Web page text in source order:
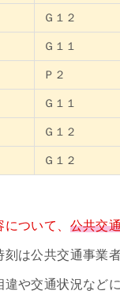
Ｇ１２
Ｇ１１
Ｐ２
Ｇ１１
Ｇ１２
Ｇ１２
ついて、 公共交
は公共交通事業
や交通状況など